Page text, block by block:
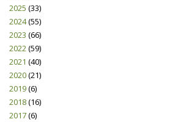
2025 (33)
2024(55)
2023 (66)
2022(59)
2021 (40)
2020(21)
2019(6)
2018(16)
2017(6)